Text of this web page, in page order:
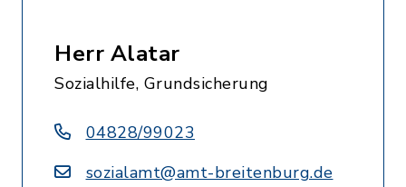
Herr Alatar
Sozialhilfe, Grundsicherung
04828/99023
sozialamt@amt-breitenburg.de